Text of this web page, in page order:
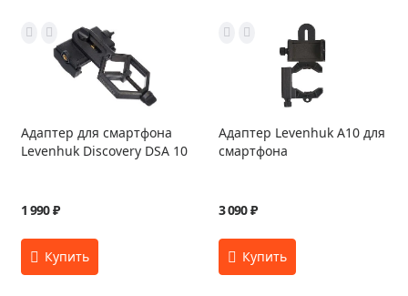
Адаптер для смартфона
Levenhuk Discovery DSA 10
1 990 ₽
Адаптер Levenhuk A10 для
смартфона
3 090 ₽